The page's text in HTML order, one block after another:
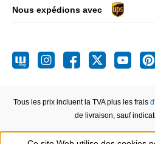
Nous expédions avec
Tous les prix incluent la TVA plus les frais
de livraison, sauf